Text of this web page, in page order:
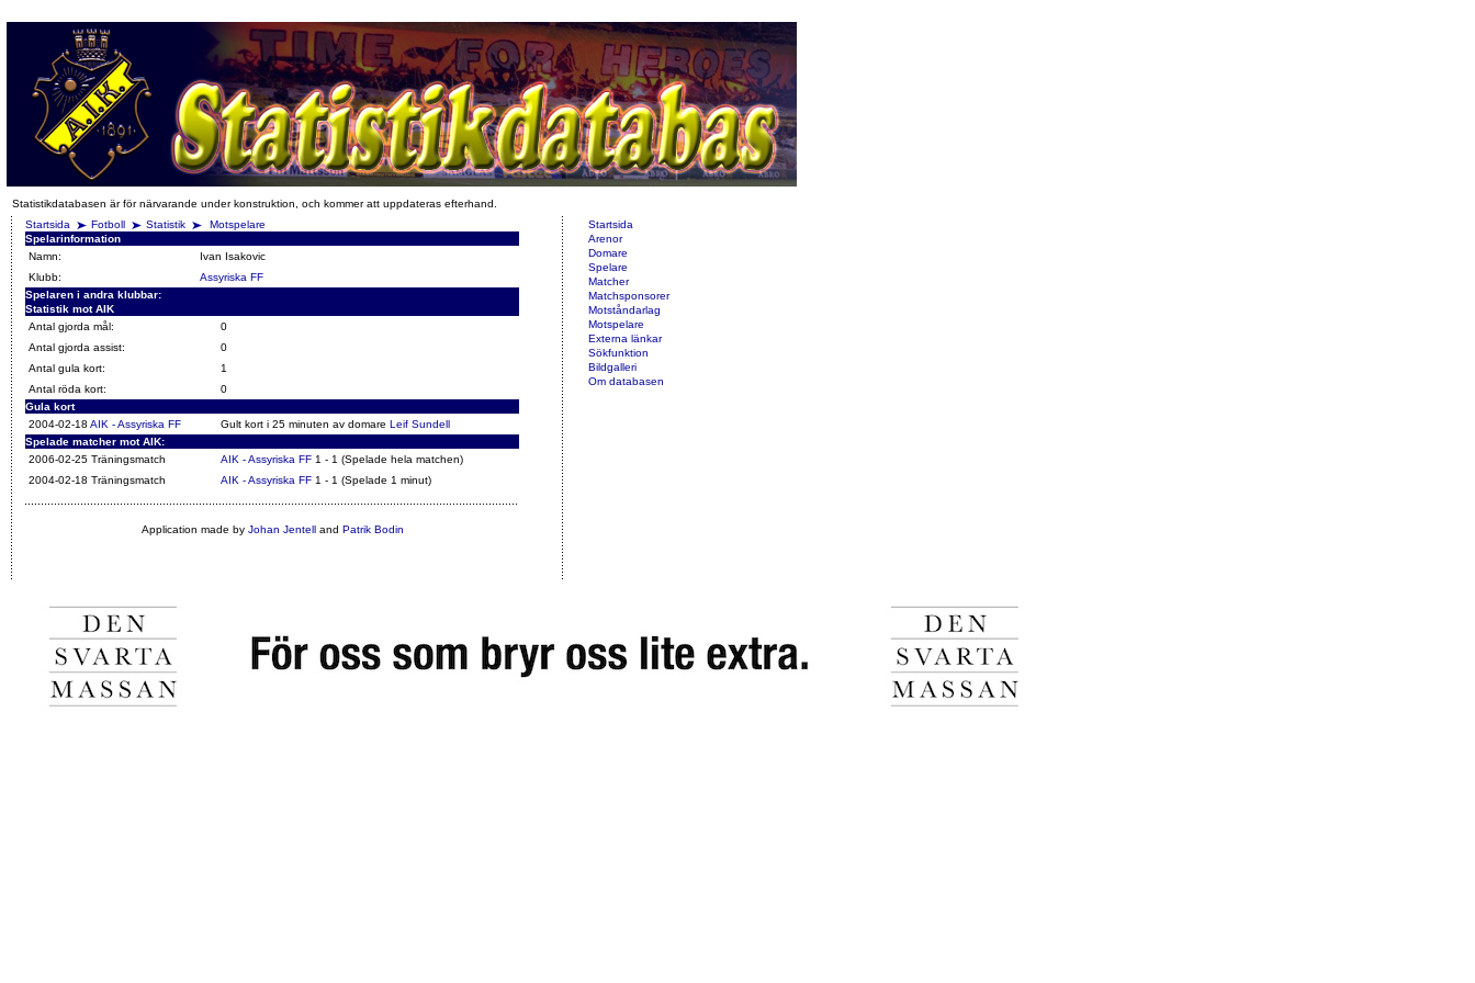
Statistikdatabasen är för närvarande under konstruktion, och kommer att uppdateras efterhand.
Startsida
Fotboll Statistik
Motspelare
Spelarinformation
Namn:
Ivan Isakovic
Klubb:
Assyriska FF
Spelaren i andra klubbar:
Statistik mot AIK
Antal gjorda mål:
0
Antal gjorda assist:
0
Antal gula kort:
1
Antal röda kort:
0
Gula kort
2004-02-18 AIK - Assyriska FF Gult kort i 25 minuten av domare Leif Sundell
Spelade matcher mot AIK:
2006-02-25 Träningsmatch
AIK - Assyriska FF 1 - 1 (Spelade hela matchen)
2004-02-18 Träningsmatch
AIK - Assyriska FF 1 - 1 (Spelade 1 minut)
Application made by Johan Jentelland Patrik Bodin
Startsida
Arenor
Domare
Spelare
Matcher
Matchsponsorer
Motståndarlag
Motspelare
Externa länkar
Sökfunktion
Bildgalleri
Om databasen